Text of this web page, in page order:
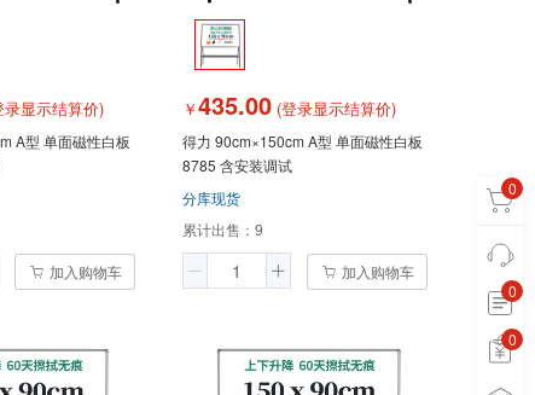
0
0
0 0
录显示结算价)
板
加入购物车
￥435.00 (登录显示结算价)
得力 90cm×150cm A型 单面磁性白板
8785 含安装调试
分库现货
累计出售： 9
加入购物车